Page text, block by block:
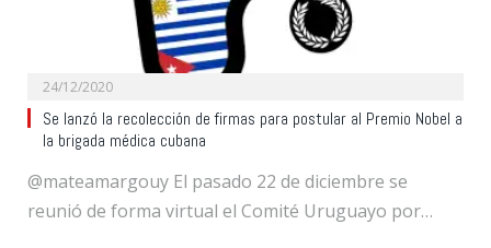
24/12/2020
Se lanzó la recolección de firmas para postular al Premio Nobel a
la brigada médica cubana
@mateamargouy El pasado 22 de diciembre se
reunió de forma virtual el Comité Uruguayo por…